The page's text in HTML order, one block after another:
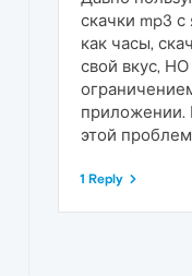
скачки mp3 с
как часы,
свой вкус,
приложении.
этой
1 Reply